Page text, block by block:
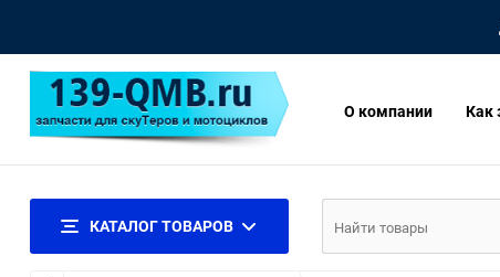
О компании Как
КАТАЛОГ ТОВАРОВ